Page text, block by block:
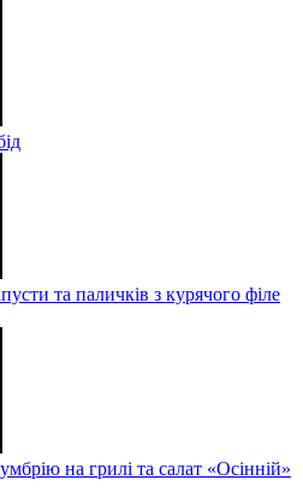
та паличків з курячого філе
на грилі та салат «Осінній»